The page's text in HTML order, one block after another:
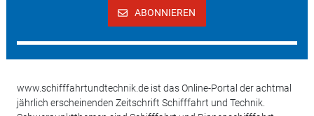
ABONNIEREN
www.schifffahrtundtechnik.de ist das Online-Portal der achtmal
jährlich erscheinenden Zeitschrift Schifffahrt und Technik.